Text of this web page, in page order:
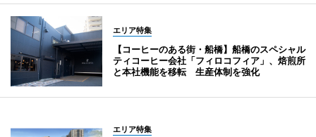
エリア特集
【コーヒーのある街・船橋】船橋のスペシャル
ティコーヒー会社「フィロコフィア」、焙煎所
と本社機能を移転 生産体制を強化
エリア特集